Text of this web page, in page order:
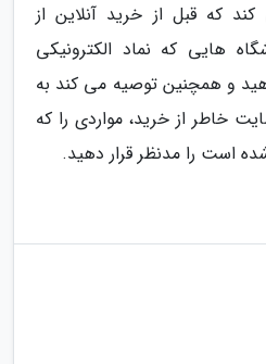
کند که قبل از خرید آنلاین از
هایی که نماد الکترونیکی
و همچنین توصیه می کند به
خاطر از خرید، مواردی را که
شده است را مدنظر قرار دهید.